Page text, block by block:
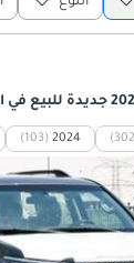
2024
(103)